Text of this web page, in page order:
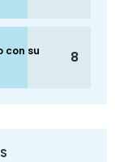
con su
8